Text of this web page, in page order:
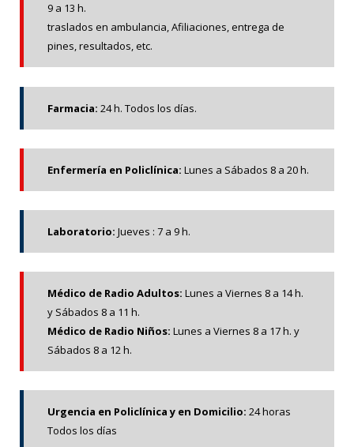
9 a 13 h.
traslados en ambulancia, Afiliaciones, entrega de
pines, resultados, etc.
Farmacia: 24 h. Todos los días.
Enfermería en Policlínica: Lunes a Sábados 8 a 20 h.
Laboratorio: Jueves : 7 a 9 h.
Médico de Radio Adultos: Lunes a Viernes 8 a 14 h.
y Sábados 8 a 11 h.
Médico de Radio Niños: Lunes a Viernes 8 a 17 h. y
Sábados 8 a 12 h.
Urgencia en Policlínica y en Domicilio: 24 horas
Todos los días